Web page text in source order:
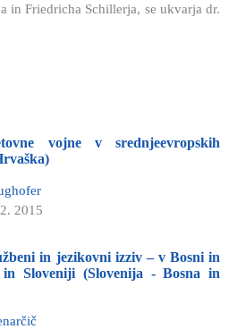
in Friedricha Schillerja, se ukvarja dr.
vojne v srednjeevropskih
2015
in jezikovni izziv – v Bosni in
Sloveniji (Slovenija - Bosna in